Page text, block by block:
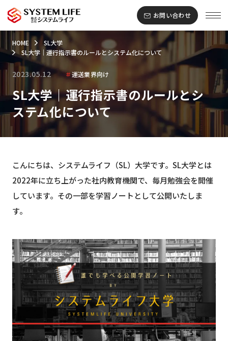
お問い合わせ
HOME
SL大学
SL大学｜運行指示書のルールとシステム化について
2023.05.12 ＃運送業界向け
SL大学｜運行指示書のルールとシ
ステム化について
こんにちは、システムライフ（SL）大学です。SL大学とは
2022年に立ち上がった社内教育機関で、毎月勉強会を開催
しています。その一部を学習ノートとして公開いたしま
す。